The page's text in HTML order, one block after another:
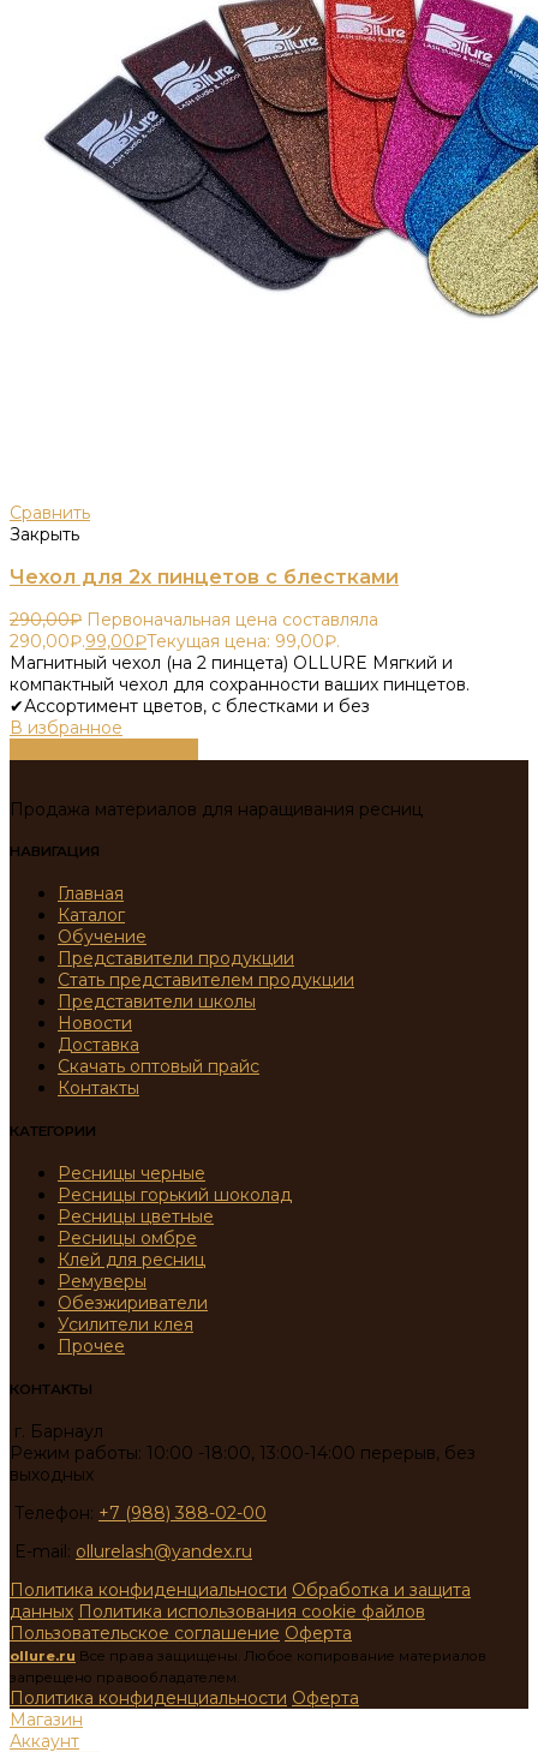
Сравнить
Закрыть
Чехол для 2х пинцетов с блестками
290,00₽ Первоначальная цена составляла
290,00₽.99,00₽Текущая цена: 99,00₽.
Магнитный чехол (на 2 пинцета) OLLURE Мягкий и
компактный чехол для сохранности ваших пинцетов.
✔Ассортимент цветов, с блестками и без
В избранное
Продажа материалов для наращивания ресниц
НАВИГАЦИЯ
Главная
Каталог
Обучение
Представители продукции
Стать представителем продукции
Представители школы
Новости
Доставка
Скачать оптовый прайс
Контакты
КАТЕГОРИИ
Ресницы черные
Ресницы горький шоколад
Ресницы цветные
Ресницы омбре
Клей для ресниц
Ремуверы
Обезжириватели
Усилители клея
Прочее
КОНТАКТЫ
г. Барнаул
Режим работы: 10:00 -18:00, 13:00-14:00 перерыв, без
выходных
Телефон: +7 (988) 388-02-00
E-mail: ollurelash@yandex.ru
Политика конфиденциальности Обработка и защита
данных Политика использования cookie файлов
Пользовательское соглашение Оферта
ollure.ru Все права защищены. Любое копирование материалов
запрещено правообладателем.
Политика конфиденциальности Оферта
Магазин
Аккаунт